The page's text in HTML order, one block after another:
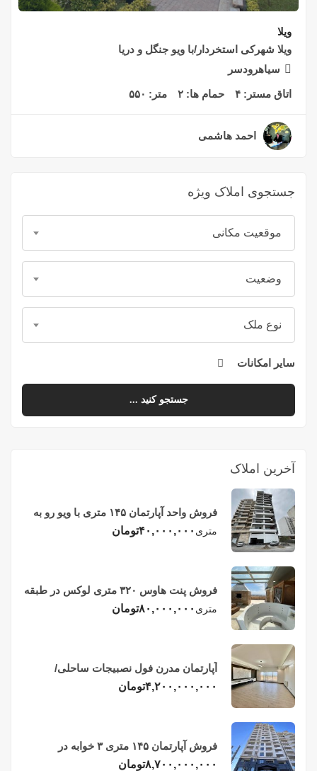
جستجوی املاک ویژه
موقعیت مکانی
وضعیت
نوع ملک
سایر امکانات
جستجو کنید ...
آخرین املاک
فروش واحد آپارتمان ۱۴۵ متری با ویو رو به
دریا در فریدونکنار
متری ۴۰,۰۰۰,۰۰۰تومان
فروش پنت هاوس ۳۲۰ متری لوکس در طبقه
چهاردهم فریدونکنار
متری ۸۰,۰۰۰,۰۰۰تومان
آپارتمان مدرن فول نصبیجات ساحلی/
فریدونکنار
۴,۲۰۰,۰۰۰,۰۰۰تومان
فروش آپارتمان ۱۴۵ متری ۳ خوابه در
فریدونکنار
۸,۷۰۰,۰۰۰,۰۰۰تومان
ویلا
ویلا شهرکی استخردار/با ویو جنگل و دریا
سیاهرودسر
اتاق مستر: ۴ حمام ها: ۲ متر: ۵۵۰
احمد هاشمی